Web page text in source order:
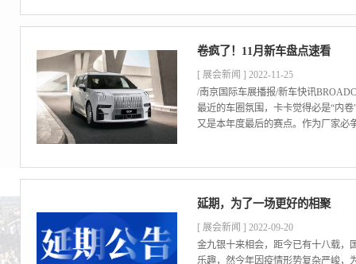
卷疯了！11月新车盘点速看
[ 展会新闻 ] 2022-11-25
/南京国际车展播报/新车快讯
最近的车圈氛围，卡卡觉得必是“内
又是本年度最后的赛点。作为厂家
延期，为了一场更好的相聚
[ 展会新闻 ] 2022-09-20
金九银十来相会，距今已有十八载，
乐趣，然今年因疫情形势复杂严峻，